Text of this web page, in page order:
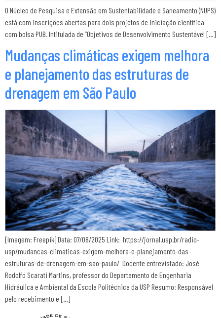
O Núcleo de Pesquisa e Extensão em Sustentabilidade e Saneamento (NUPS)
está com inscrições abertas para dois projetos de iniciação científica
com bolsa PUB. Intitulada de “Objetivos de Desenvolvimento Sustentável […]
Mudanças climáticas exigem melhora
e planejamento das estruturas de
drenagem em São Paulo
[Imagem: Freepik] Data: 07/08/2025 Link: https://jornal.usp.br/radio-
usp/mudancas-climaticas-exigem-melhora-e-planejamento-das-
estruturas-de-drenagem-em-sao-paulo/ Docente entrevistado: José
Rodolfo Scarati Martins, professor do Departamento de Engenharia
Hidráulica e Ambiental da Escola Politécnica da USP Resumo: Responsável
pelo recebimento e […]